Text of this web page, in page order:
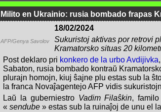
Milito en Ukrainio: rusia bombado frapas
AFP/Genya Savolov
18/02/2024
Sukuristoj aktivas por retrovi
Kramatorsko situas 20
Post deklaro pri konkero de la urbo Avdijivka
Sabaton, rusia bombado kontraŭ
plurajn homojn, kiuj ŝajne plu estas sub la
la franca Novaĵagentejo AFP vidis
Laŭ la guberniestro Vadim Filaŝkin,
« sendube» estas sub la ruinaĵoj de unu el